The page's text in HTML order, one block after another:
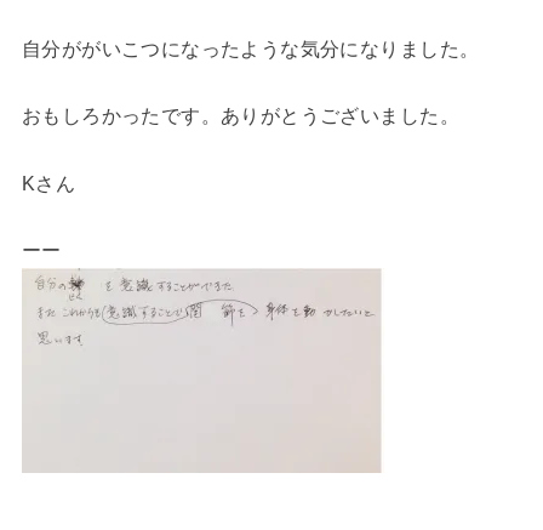
自分ががいこつになったような気分になりました。
おもしろかったです。ありがとうございました。
Kさん
ーー